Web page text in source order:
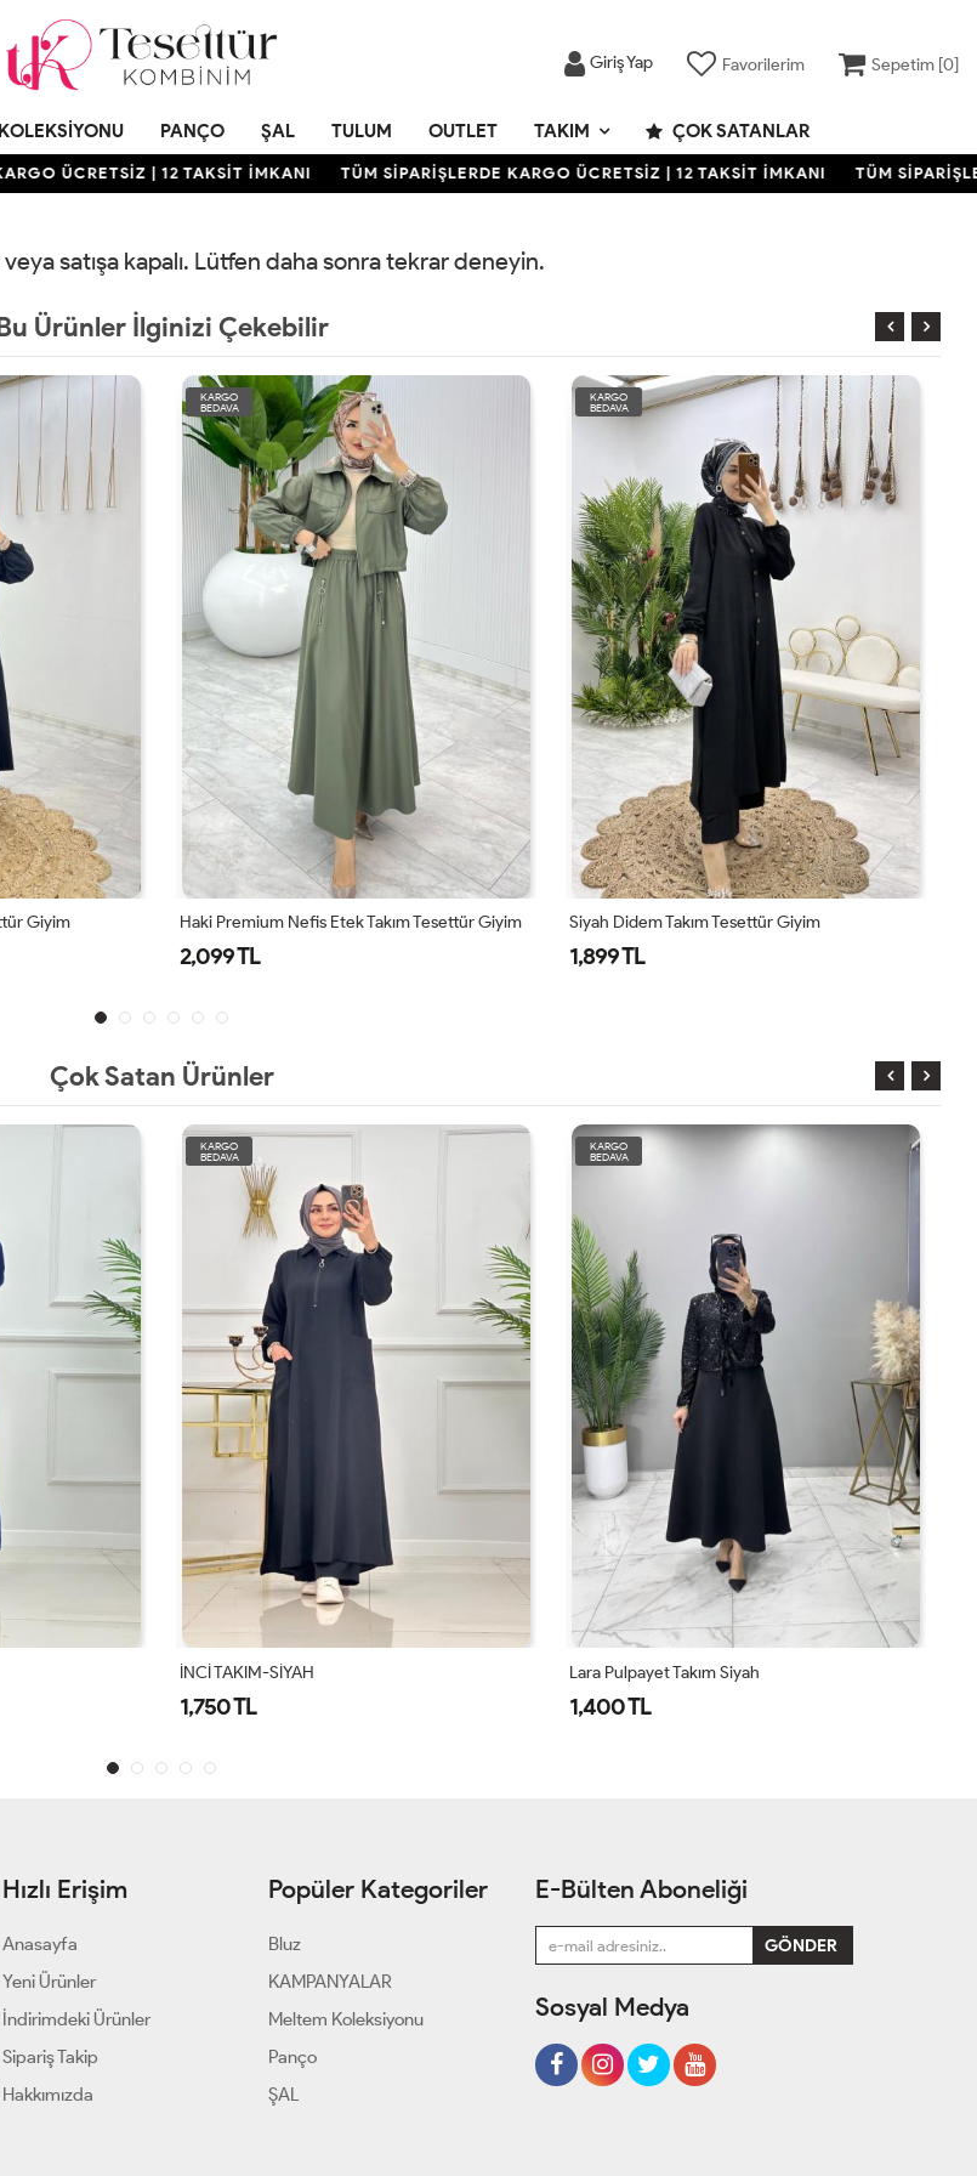
Giriş Yap Favorilerim Sepetim [0]
PANÇO ŞAL TULUM OUTLET TAKIM ÇOK SATANLAR
ÜCRETSİZ | 12 TAKSİT İMKANI TÜM SİPARİŞLERDE KARGO ÜCRETSİZ | 12 TAKSİT İMKANI TÜM
satışa kapalı. Lütfen daha sonra tekrar deneyin.
Ürünler İlginizi Çekebilir
Tesettür Giyim
KARGO
BEDAVA
Siyah Didem Takım Tesettür Giyim
1,899 TL
KARGO
BEDAVA
Kahve Didem Takım Tesettür Giyim
1,899 TL
Çok Satan Ürünler
KARGO
BEDAVA
Lara Pulpayet Takım Siyah
1,400 TL
KARGO
BEDAVA
İNCİ TAKIM-KAHVERENGİ
1,750 TL
Hızlı Erişim
Anasayfa
Yeni Ürünler
İndirimdeki Ürünler
Sipariş Takip
Hakkımızda
Popüler Kategoriler
Bluz
KAMPANYALAR
Meltem Koleksiyonu
Panço
ŞAL
E-Bülten Aboneliği
Sosyal Medya